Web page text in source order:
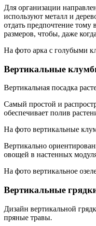
Для организации
используют металл и
отдать предпочтение тому
размеров, чтобы, даже
На фото арка с голубыми
Вертикальные
Вертикальная посадка
Самый простой и
обеспечивает полив
На фото вертикальные
Вертикально
овощей в настенных
На фото вертикальное
Вертикальные
Дизайн вертикальной
пряные травы.